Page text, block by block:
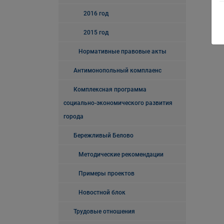
2016 год
2015 год
Нормативные правовые акты
Антимонопольный комплаенс
Комплексная программа
социально-экономического развития
города
Бережливый Белово
Методические рекомендации
Примеры проектов
Новостной блок
Трудовые отношения